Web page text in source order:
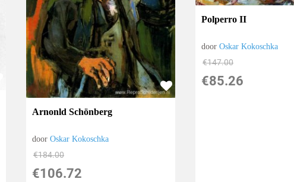
Arnonld Schönberg
doorOskar Kokoschka
€184.00
€106.72
Polperro II
doorOskar Kokoschka
€147.00
€85.26